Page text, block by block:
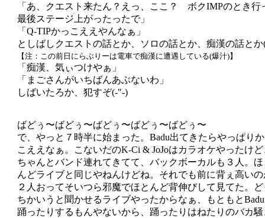
「あ、クエスト来たん？えっ、ここ？ ボクIMPのとき行
最後ステージ上がったったで」
「Q-TIPかっこええやんなぁ」
としばしクエストの話とか、ソロの話とか、痴漢の話とか
【注：この前日にらぶりーは電車で痴漢に遭遇している(爆汁)】
「痴漢、気ぃつけやぁ」
「まごさんがいちばんあぶないわ」
しばいたろか、犯すぞ(-"-)
ばどぅ〜ばどぅ〜ばどぅ〜ばどぅ〜ばどぅ〜
で、やっと７時半に始まった。Badu出てきたらやっぱり
こええなぁ。こないだのK-Ci & JoJoはカラオケやったけ
ちゃんとバンド連れてきてて、バックボーカルも３人。ほ
んどライブと同じやねんけどね。それでも前に背ぇ高いの
２人おってそいつら邪魔でほとんど背伸びして見てた。ど
ちかいうと聞かせるライブやったからなぁ、もともと
踊ったりするもんやないから、踊ったりはねたりのバカ騒